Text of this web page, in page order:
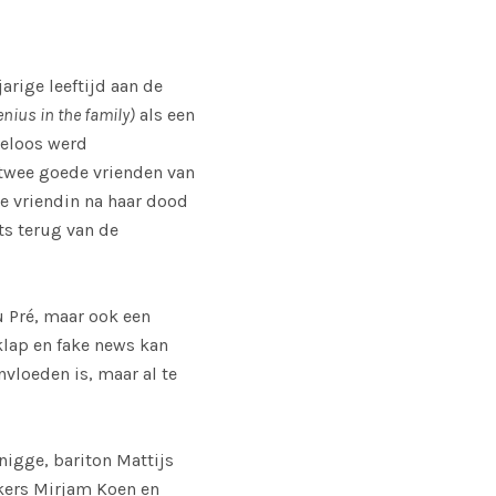
leeftijd aan de
in the family) als een
werd
goede vrienden van
vriendin na haar dood
terug van de
maar ook een
en fake news kan
is, maar al te
bariton Mattijs
Mirjam Koen en